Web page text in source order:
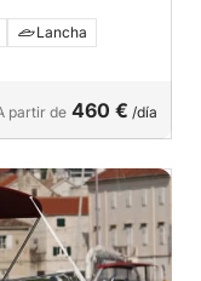
Lancha
partir de 460 € /día